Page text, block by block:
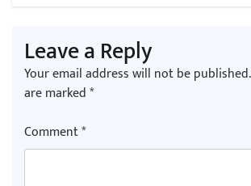
Leave a Reply
Your email address will not be published.
are marked*
Comment*